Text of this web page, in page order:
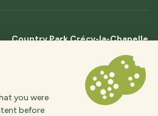
Country Park Crécy-la-Chapelle
Route de Serbonne,
77580 Crécy-la-Chapelle,
איל-דה-פרנס, צָרְפַת
+33 (0)1 64 04 16 36
crecylachapelle@countrypark.paris